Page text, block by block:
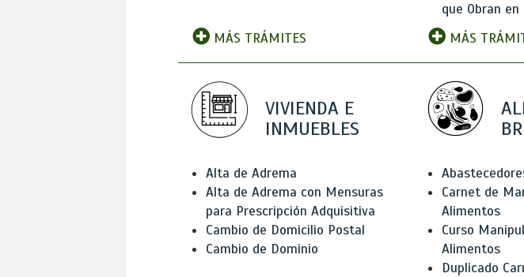
MÁS TRÁMITES
que Obran
MÁS
VIVIENDA E
INMUEBLES
Alta de Adrema
Alta de Adrema con Mensuras
para Prescripción Adquisitiva
Cambio de Domicilio Postal
Cambio de Dominio
Carnet de
Alimentos
Curso
Alimentos
Duplicado